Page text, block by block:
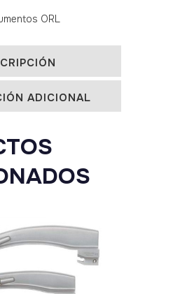
ORL
ADICIONAL